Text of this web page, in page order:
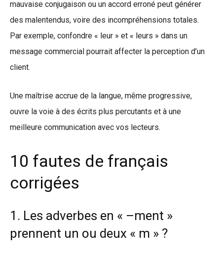
mauvaise conjugaison ou un accord erroné peut générer
des malentendus, voire des incompréhensions totales.
Par exemple, confondre « leur » et « leurs » dans un
message commercial pourrait affecter la perception d’un
client.
Une maîtrise accrue de la langue, même progressive,
ouvre la voie à des écrits plus percutants et à une
meilleure communication avec vos lecteurs.
10 fautes de français
corrigées
1. Les adverbes en « –ment »
prennent un ou deux « m » ?